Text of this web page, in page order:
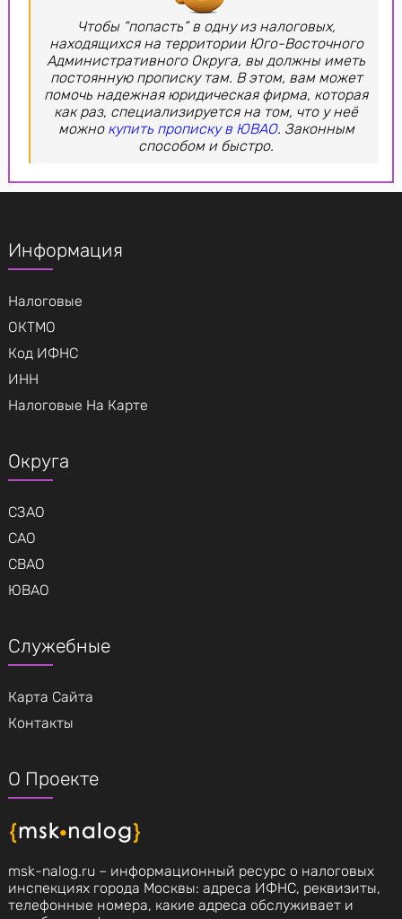
Чтобы “попасть” в одну из налоговых,
находящихся на территории Юго-Восточного
Административного Округа, вы должны иметь
постоянную прописку там. В этом, вам может
помочь надежная юридическая фирма, которая
как раз, специализируется на том, что у неё
можно купить прописку в ЮВАО. Законным
способом и быстро.
Информация
Налоговые
ОКТМО
Код ИФНС
ИНН
Налоговые На Карте
Округа
СЗАО
САО
СВАО
ЮВАО
Служебные
Карта Сайта
Контакты
О Проекте
msk-nalog.ru – информационный ресурс о налоговых
инспекциях города Москвы: адреса ИФНС, реквизиты,
телефонные номера, какие адреса обслуживает и